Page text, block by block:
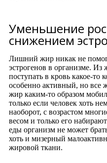
Уменьшение
снижением
Лишний жир никак не
эстрогенов в организме.
поступать в кровь какое-то
особенно активный, но все
жир каким-то образом
только если человек хоть
наоборот, с возрастом
весом и только его
еды организм не может
хоть и мизерный
жировой ткани.